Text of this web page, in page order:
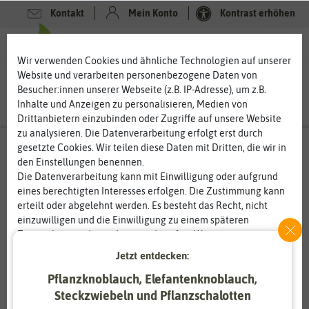
Kontakt Mein Konto Kontrast erhöhen
Wir verwenden Cookies und ähnliche Technologien auf unserer
Website und verarbeiten personenbezogene Daten von
Besucher:innen unserer Webseite (z.B. IP-Adresse), um z.B.
Inhalte und Anzeigen zu personalisieren, Medien von
Drittanbietern einzubinden oder Zugriffe auf unsere Website
zu analysieren. Die Datenverarbeitung erfolgt erst durch
gesetzte Cookies. Wir teilen diese Daten mit Dritten, die wir in
den Einstellungen benennen.
Die Datenverarbeitung kann mit Einwilligung oder aufgrund
eines berechtigten Interesses erfolgen. Die Zustimmung kann
erteilt oder abgelehnt werden. Es besteht das Recht, nicht
einzuwilligen und die Einwilligung zu einem späteren
Zeitpunkt zu ändern oder zu widerrufen. Weitere
Essenziell Statistik
Jetzt entdecken:
Pflanzknoblauch, Elefantenknoblauch,
Steckzwiebeln und Pflanzschalotten